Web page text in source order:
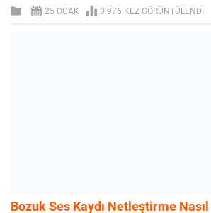
25 OCAK 3.976 KEZ GÖRÜNTÜLENDI
Bozuk Ses Kaydı Netleştirme Nasıl